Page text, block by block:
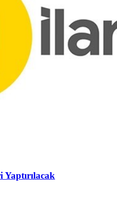
Yaptırılacak